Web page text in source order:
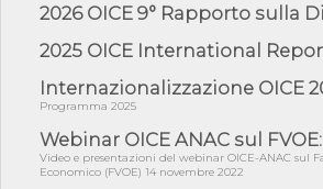
06/08/26 - Istat, produzione industriale in
con ...
06/08/26 - DL PA approvato in Cdm:
riqualificazione sism...
06/08/26 - CdM: approvato il d.lgs. di
mate...
2026 OICE 9° Rapporto sulla
2025 OICE International
Internazionalizzazione OICE
Programma 2025
Webinar OICE ANAC sul
Video e presentazioni del webinar OICE-ANAC sul
Economico (FVOE) 14 novembre 2022